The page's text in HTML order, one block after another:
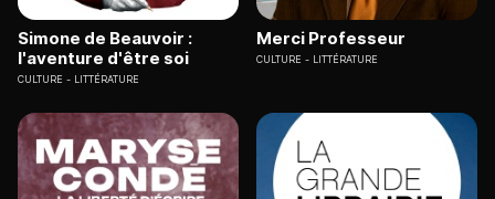
Simone de Beauvoir :
l'aventure d'être soi
CULTURE LITTÉRATURE
Merci Professeur
CULTURE LITTÉRATURE